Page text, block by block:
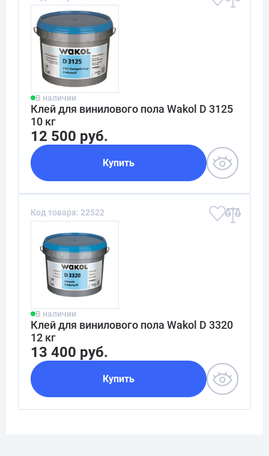
В наличии
Клей для винилового пола Wakol D 3125
10 кг
12 500 руб.
Купить
Код товара: 22522
В наличии
Клей для винилового пола Wakol D 3320
12 кг
13 400 руб.
Купить